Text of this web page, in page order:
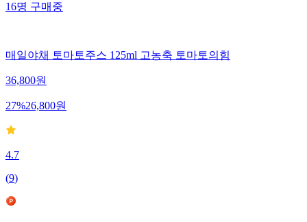
16명 구매중
매일야채 토마토주스 125ml 고농축 토마토의힘
36,800원
27%26,800원
4.7
(9)